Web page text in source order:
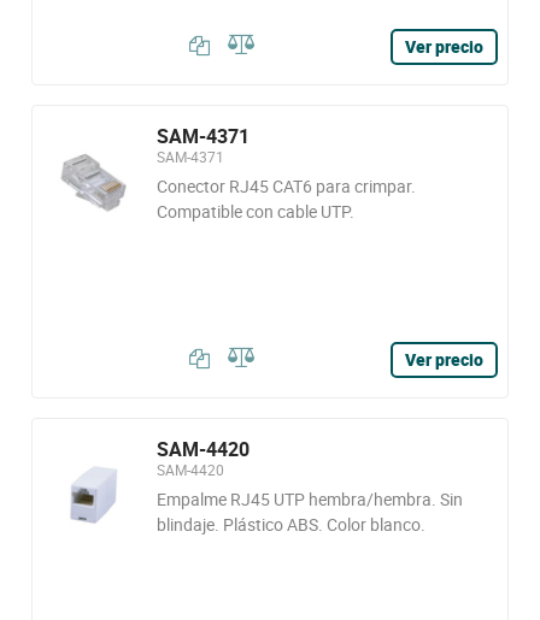
Ver precio
SAM-4371
SAM-4371
Conector RJ45 CAT6 para crimpar.
Compatible con cable UTP.
Ver precio
SAM-4420
SAM-4420
Empalme RJ45 UTP hembra/hembra. Sin
blindaje. Plástico ABS. Color blanco.